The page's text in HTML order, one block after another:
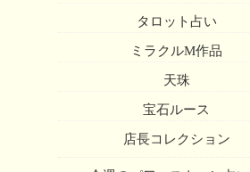
タロット占い
ミラクルM作品
天珠
宝石ルース
店長コレクション